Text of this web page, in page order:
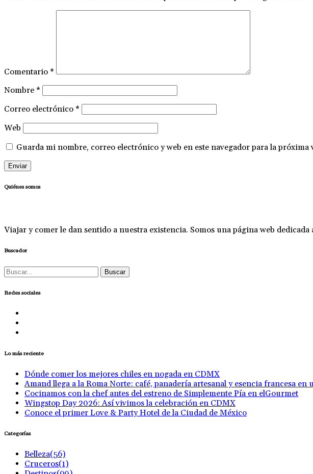
Comentario *
Nombre *
Correo electrónico *
Web
Guarda mi nombre, correo electrónico y web en este navegador para la próxima
Quiénes somos
Viajar y comer le dan sentido a nuestra existencia. Somos una página web
Buscador
Buscar:
Redes sociales
Lo más reciente
Dónde comer los mejores chiles en nogada en CDMX
Amand llega a la Roma Norte: café, panadería artesanal y esencia francesa en
Cocinamos con la chef antes del estreno de Simplemente Pía en elGourmet
Wingstop Day 2026: Así vivimos la celebración en CDMX
Conoce el primer Love & Party Hotel de la Ciudad de México
Categorías
Belleza(56)
Cruceros(1)